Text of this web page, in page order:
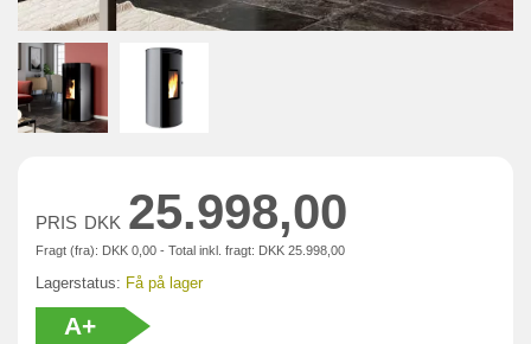
PRIS DKK 25.998,00
Fragt (fra): DKK 0,00 - Total inkl. fragt: DKK 25.998,00
Lagerstatus: Få på lager
A+